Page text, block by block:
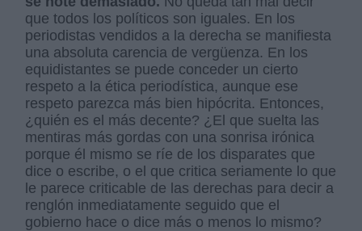
que todos los políticos son iguales. En los
periodistas vendidos a la derecha se manifiesta
una absoluta carencia de vergüenza. En los
equidistantes se puede conceder un cierto
respeto a la ética periodística, aunque ese
respeto parezca más bien hipócrita. Entonces,
¿quién es el más decente? ¿El que suelta las
mentiras más gordas con una sonrisa irónica
porque él mismo se ríe de los disparates que
dice o escribe, o el que critica seriamente lo que
le parece criticable de las derechas para decir a
renglón inmediatamente seguido que el
gobierno hace o dice más o menos lo mismo?